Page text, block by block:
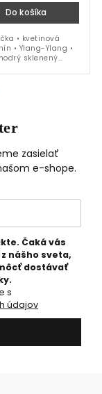
Do košíka
• kvetinová
• Ylang-Ylang •
sklenený
zasielať
e-shope.
Čaká vás
nášho sveta,
dostávať
údajov